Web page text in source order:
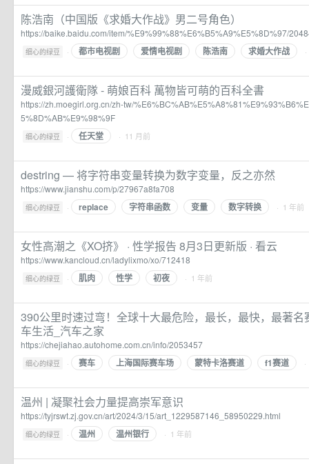
陈浩南（中国版《求婚大作战》男二号角色）
https://baike.baidu.com/item/%E9%99%88%E6%B5%A9%E5%8D%97/
细心的绿豆 · 都市电视剧 爱情电视剧 陈浩南 求婚大作战
漫威銀河護衛隊 - 萌娘百科 萬物皆可萌的百科全書
https://zh.moegirl.org.cn/zh-tw/
5%8D%AB%E9%98%9F
细心的绿豆 · 任天堂 · 11 月前
destring — 将字符串变量转换为数字变量，反之亦然
https://www.jianshu.com/p/27967a8fa708
细心的绿豆 · replace 字符串函数 变量 数字转换 · 1 年前
女性高潮之《XO挤》 · 性学报告 8月3日更新版 · 看云
https://www.kancloud.cn/ladylixmo/xo/712418
细心的绿豆 · 肌肉 性学 初夜 · 1 年前
390公里时速过弯！全球十大最危险，最长，最快，最著
车生活_汽车之家
https://chejiahao.autohome.com.cn/info/2053457
细心的绿豆 · 赛车 上海国际赛车场 蒙特卡洛赛道 f1赛道
温州 | 凝聚社会力量提高崇军意识
https://tyjrswt.zj.gov.cn/art/2024/3/15/art_1229587146_58950229.html
细心的绿豆 · 温州 温州银行 · 1 年前